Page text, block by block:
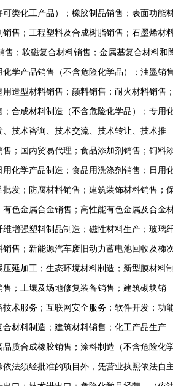
类化工产品）；橡胶制品销售；表面功能
售；工程塑料及合成树脂销售；石墨烯材
；软磁复合材料销售；金属基复合材料和
学产品销售（不含危险化学品）；油墨销
造型材料销售；颜料销售；耐火材料销售；
合成材料制造（不含危险化学品）；专用
技术咨询、技术交流、技术转让、技术推
；国内贸易代理；食品添加剂销售；饲料
化学产品制造；食品用洗涤剂销售；日用
发；防腐材料销售；建筑装饰材料销售；
色金属合金销售；高性能有色金属及合金
增强塑料制品制造；磁性材料生产；玻璃
售；新能源汽车废旧动力蓄电池回收及梯
延加工；生态环境材料制造；新型膜材料制
；土壤及场地修复装备销售；建筑砌块销
术服务；互联网安全服务；软件开发；功
材料制造；建筑材料销售；化工产品生产
质合成橡胶销售；涂料制造（不含危险化
法须经批准的项目外，凭营业执照依法自